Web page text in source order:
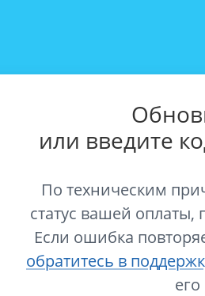
или введите
По техническим
статус вашей оплаты,
Если ошибка
обратитесь в
его